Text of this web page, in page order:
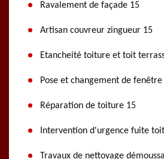
Ravalement de façade 15
Artisan couvreur zingueur 15
Etancheité toiture et toit
Pose et changement de
Réparation de toiture 15
Intervention d'urgence fuite
Travaux de nettoyage